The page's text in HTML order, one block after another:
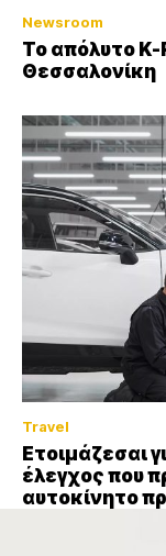
Newsroom
Το απόλυτο K-
Θεσσαλονίκη
Travel
Ετοιμάζεσαι
έλεγχος που
αυτοκίνητο